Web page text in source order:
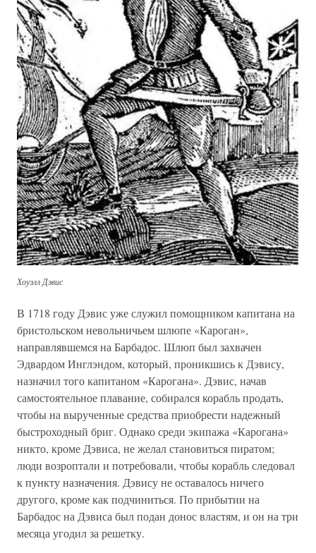
Хоуэлл Дэвис
В 1718 году Дэвис уже служил помощником капитана на
бристольском невольничьем шлюпе «Кароган»,
направлявшемся на Барбадос. Шлюп был захвачен
Эдвардом Инглэндом, который, проникшись к Дэвису,
назначил того капитаном «Карогана». Дэвис, начав
самостоятельное плавание, собирался корабль продать,
чтобы на вырученные средства приобрести надежный
быстроходный бриг. Однако среди экипажа «Карогана»
никто, кроме Дэвиса, не желал становиться пиратом;
люди возроптали и потребовали, чтобы корабль следовал
к пункту назначения. Дэвису не оставалось ничего
другого, кроме как подчиниться. По прибытии на
Барбадос на Дэвиса был подан донос властям, и он на три
месяца угодил за решетку.